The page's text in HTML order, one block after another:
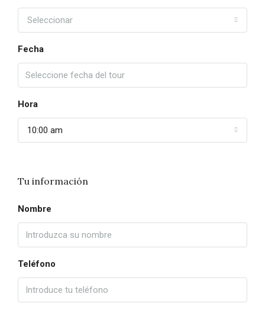
Seleccionar
Fecha
Hora
10:00 am
Tu información
Nombre
Teléfono